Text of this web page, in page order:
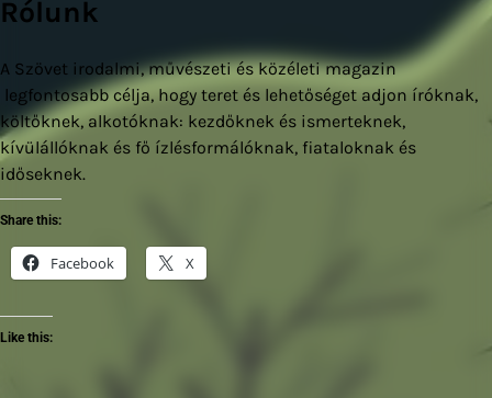
Rólunk
A Szövet irodalmi, művészeti és közéleti magazin
legfontosabb célja, hogy teret és lehetőséget adjon íróknak,
költőknek, alkotóknak: kezdőknek és ismerteknek,
kívülállóknak és fő ízlésformálóknak, fiataloknak és
időseknek.
Share this:
Facebook X
Like this: